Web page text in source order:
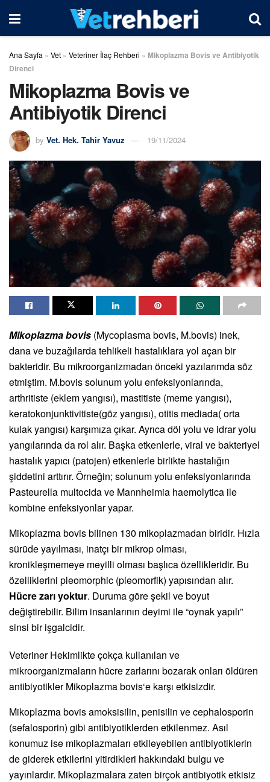
Ana Sayfa » Vet » Veteriner İlaç Rehberi » Mikoplazma Bovis ve Antibiyotik
Direnci
Mikoplazma Bovis ve
Antibiyotik Direnci
by Vet. Hek. Tahir Yavuz 19/11/2024
Mikoplazma bovis (Mycoplasma bovis, M.bovis) inek,
dana ve buzağılarda tehlikeli hastalıklara yol açan bir
bakteridir. Bu mikroorganizmadan önceki yazılarımda söz
etmiştim. M.bovis solunum yolu enfeksiyonlarında,
arthritiste (eklem yangısı), mastitiste (meme yangısı),
keratokonjunktivitiste(göz yangısı), otitis mediada( orta
kulak yangısı) karşımıza çıkar. Ayrıca döl yolu ve idrar yolu
yangılarında da rol alır. Başka etkenlerle, viral ve bakteriyel
hastalık yapıcı (patojen) etkenlerle birlikte hastalığın
şiddetini arttırır. Örneğin; solunum yolu enfeksiyonlarında
Pasteurella multocida ve Mannheimia haemolytica ile
kombine enfeksiyonlar yapar.
Mikoplazma bovis bilinen 130 mikoplazmadan biridir. Hızla
sürüde yayılması, inatçı bir mikrop olması,
kronikleşmemeye meyilli olması başlıca özellikleridir. Bu
özelliklerini pleomorphic (pleomorfik) yapısından alır.
Hücre zarı yoktur. Duruma göre şekil ve boyut
değiştirebilir. Bilim insanlarının deyimi ile “oynak yapılı”
sinsi bir işgalcidir.
Veteriner Hekimlikte çokça kullanılan ve
mikroorganizmaların hücre zarlarını bozarak onları öldüren
antibiyotikler Mikoplazma bovis‘e karşı etkisizdir.
Mikoplazma bovis amoksisilin, penisilin ve cephalosporin
(sefalosporin) gibi antibiyotiklerden etkilenmez. Asıl
konumuz ise mikoplazmaları etkileyebilen antibiyotiklerin
de giderek etkilerini yitirdikleri hakkındaki bulgu ve
yayınlardır. Mikoplazmalara zaten birçok antibiyotik etkisiz